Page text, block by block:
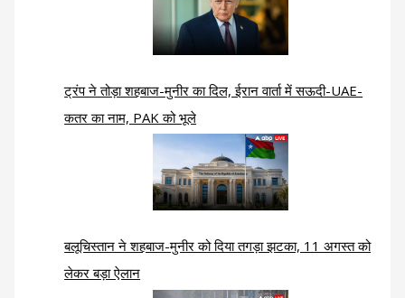
ट्रंप ने तोड़ा शहबाज-मुनीर का दिल, ईरान वार्ता में सऊदी-UAE-
कतर का नाम, PAK को भूले
बलूचिस्तान ने शहबाज-मुनीर को दिया तगड़ा झटका, 11 अगस्त को
लेकर बड़ा ऐलान